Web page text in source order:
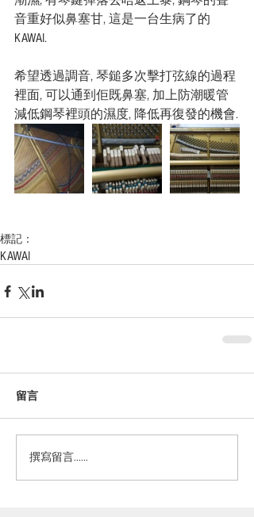
音重好似鼻塞甘, 這是一台生病了的
KAWAI.
希望透過調音, 琴鎚多次擊打弦線的過程
裡面, 可以通到佢既鼻塞, 加上防潮暖管
減低鋼琴裡頭的濕度, 降低再復發的機會.
標記：
KAWAI
留言
撰寫留言......